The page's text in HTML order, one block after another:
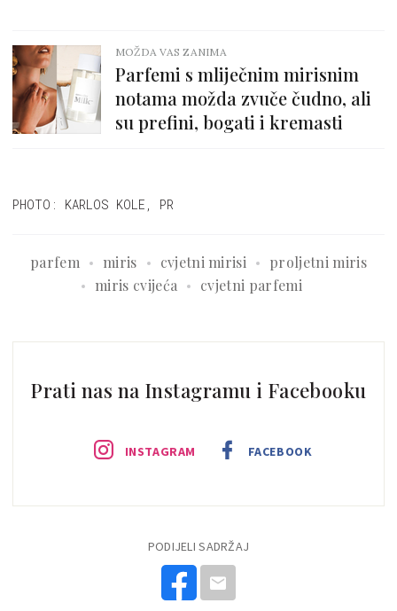
MOŽDA VAS ZANIMA
Parfemi s mliječnim mirisnim
notama možda zvuče čudno, ali
su prefini, bogati i kremasti
PHOTO: KARLOS KOLE, PR
parfem miris cvjetni mirisi
proljetni miris
miris cvijeća
cvjetni parfemi
Prati nas na Instagramu i Facebooku
INSTAGRAM FACEBOOK
PODIJELI SADRŽAJ